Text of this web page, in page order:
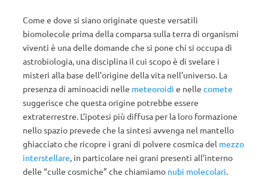
Come e dove si siano originate queste versatili
biomolecole prima della comparsa sulla terra di organismi
viventi è una delle domande che si pone chi si occupa di
astrobiologia, una disciplina il cui scopo è di svelare i
misteri alla base dell’origine della vita nell’universo. La
presenza di aminoacidi nelle meteoroidi e nelle comete
suggerisce che questa origine potrebbe essere
extraterrestre. L’ipotesi più diffusa per la loro formazione
nello spazio prevede che la sintesi avvenga nel mantello
ghiacciato che ricopre i grani di polvere cosmica del mezzo
interstellare, in particolare nei grani presenti all’interno
delle “culle cosmiche” che chiamiamo nubi molecolari.